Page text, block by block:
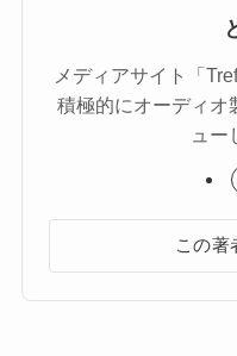
メディアサイト「
積極的にオーディオ
ュー
この著